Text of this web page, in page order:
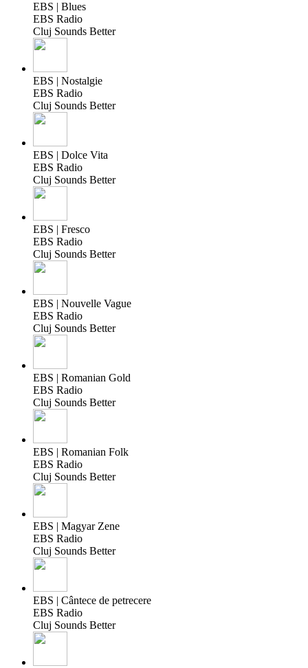
EBS | Blues
EBS Radio
Cluj Sounds Better
EBS | Nostalgie
EBS Radio
Cluj Sounds Better
EBS | Dolce Vita
EBS Radio
Cluj Sounds Better
EBS | Fresco
EBS Radio
Cluj Sounds Better
EBS | Nouvelle Vague
EBS Radio
Cluj Sounds Better
EBS | Romanian Gold
EBS Radio
Cluj Sounds Better
EBS | Romanian Folk
EBS Radio
Cluj Sounds Better
EBS | Magyar Zene
EBS Radio
Cluj Sounds Better
EBS | Cântece de petrecere
EBS Radio
Cluj Sounds Better